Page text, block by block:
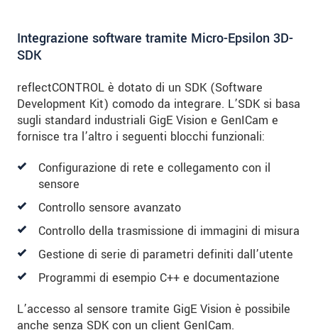
Integrazione software tramite Micro-Epsilon 3D-
SDK
reflectCONTROL è dotato di un SDK (Software
Development Kit) comodo da integrare. L’SDK si basa
sugli standard industriali GigE Vision e GenICam e
fornisce tra l’altro i seguenti blocchi funzionali:
Configurazione di rete e collegamento con il
sensore
Controllo sensore avanzato
Controllo della trasmissione di immagini di misura
Gestione di serie di parametri definiti dall’utente
Programmi di esempio C++ e documentazione
L’accesso al sensore tramite GigE Vision è possibile
anche senza SDK con un client GenICam.